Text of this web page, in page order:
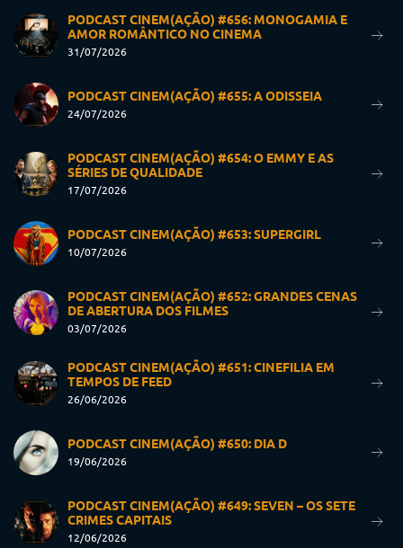
PODCAST CINEM(AÇÃO) #656: MONOGAMIA E
AMOR ROMÂNTICO NO CINEMA
31/07/2026
PODCAST CINEM(AÇÃO) #655: A ODISSEIA
24/07/2026
PODCAST CINEM(AÇÃO) #654: O EMMY E AS
SÉRIES DE QUALIDADE
17/07/2026
PODCAST CINEM(AÇÃO) #653: SUPERGIRL
10/07/2026
PODCAST CINEM(AÇÃO) #652: GRANDES CENAS
DE ABERTURA DOS FILMES
03/07/2026
PODCAST CINEM(AÇÃO) #651: CINEFILIA EM
TEMPOS DE FEED
26/06/2026
PODCAST CINEM(AÇÃO) #650: DIA D
19/06/2026
PODCAST CINEM(AÇÃO) #649: SEVEN – OS SETE
CRIMES CAPITAIS
12/06/2026